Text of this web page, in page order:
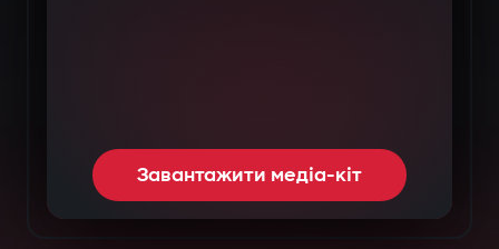
Завантажити медіа-кіт